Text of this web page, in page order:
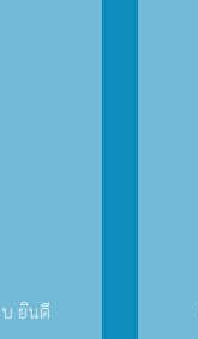
ยินดี